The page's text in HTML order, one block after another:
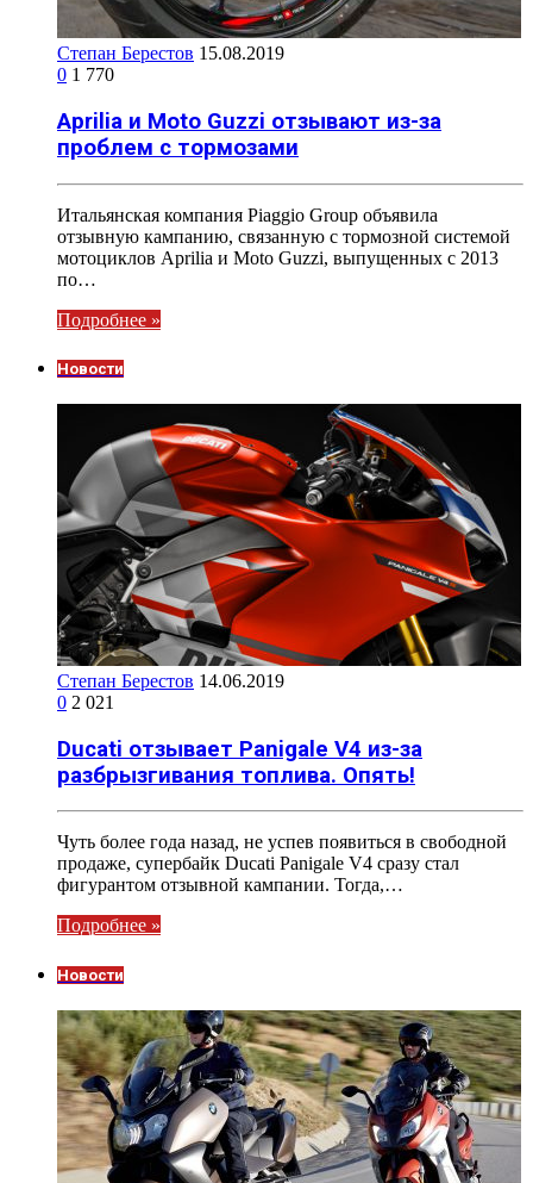
Степан Берестов 15.08.2019
0 1 770
Aprilia и Moto Guzzi отзывают из-за
проблем с тормозами
Итальянская компания Piaggio Group объявила
отзывную кампанию, связанную с тормозной системой
мотоциклов Aprilia и Moto Guzzi, выпущенных с 2013
по…
Подробнее »
Новости
Степан Берестов 14.06.2019
0 2 021
Ducati отзывает Panigale V4 из-за
разбрызгивания топлива. Опять!
Чуть более года назад, не успев появиться в свободной
продаже, супербайк Ducati Panigale V4 сразу стал
фигурантом отзывной кампании. Тогда,…
Подробнее »
Новости